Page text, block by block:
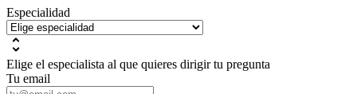
Especialidad
Elige el especialista al que quieres dirigir tu pregunta
Tu email